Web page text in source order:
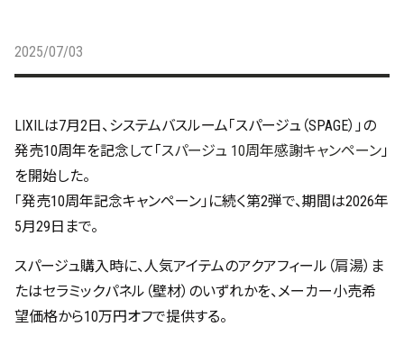
2025/07/03
LIXILは7月2日、システムバスルーム「スパージュ（SPAGE）」の
発売10周年を記念して「スパージュ 10周年感謝キャンペーン」
を開始した。
「発売10周年記念キャンペーン」に続く第2弾で、期間は2026年
5月29日まで。
スパージュ購入時に、人気アイテムのアクアフィール（肩湯）ま
たはセラミックパネル（壁材）のいずれかを、メーカー小売希
望価格から10万円オフで提供する。